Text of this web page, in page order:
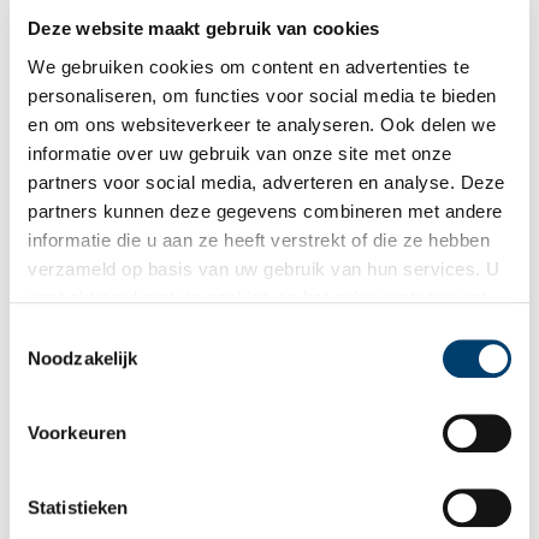
Deze website maakt gebruik van cookies
We gebruiken cookies om content en advertenties te
personaliseren, om functies voor social media te bieden
en om ons websiteverkeer te analyseren. Ook delen we
informatie over uw gebruik van onze site met onze
partners voor social media, adverteren en analyse. Deze
partners kunnen deze gegevens combineren met andere
informatie die u aan ze heeft verstrekt of die ze hebben
verzameld op basis van uw gebruik van hun services. U
Noodzakelijk
Voorkeuren
Statistieken
De eetzaal in het Haarlemse Kinderhuis in Zandvoort, opgericht in 1893 voor
Haarlemse arbeiderskinderen. Opname uit het ‘tweede’ huis, genomen tijdens de
jubileumviering in 1913. Foto P. Clausing junior, Noord-Hollands Archief
Niet alleen liefdadigheid
De eerste koloniehuizen werden eind negentiende eeuw
motief. Zeker zo belangrijk was het voorkomen van besmettelijke
ziekten, ter bescherming van de algemene volksgezondheid.
aan hygiëne hoorden kinderen uit arbeidersbuurten tot de
De vooruitgang van de medische wetenschap, maar vooral de
stijgende algemene welvaart maakte de koloniehuizen ‘oude stijl’